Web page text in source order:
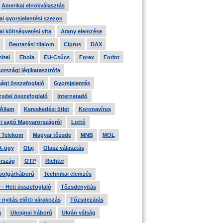
Amerikai elnökválasztás
gyorsjelentési szezon
költségvetési vita Arany elemzése
Beutazási tilalom Ciprus DAX
Ebola EU-Csúcs Forex Forint
légikatasztrófa
összefoglaló Gyorsjelentés
összefoglaló Internetadó
Kereskedési ötlet Koronavírus
sajtó Magyarországról Lottó
Telekom Magyar tőzsde MNB MOL
ügy Olaj Olasz választás
OTP Richter
Technikai elemzés
- Heti összefoglaló Tőzsdenyitás
nyitás előtti várakozás Tőzsdezárás
Ukrajnai háború Ukrán válság